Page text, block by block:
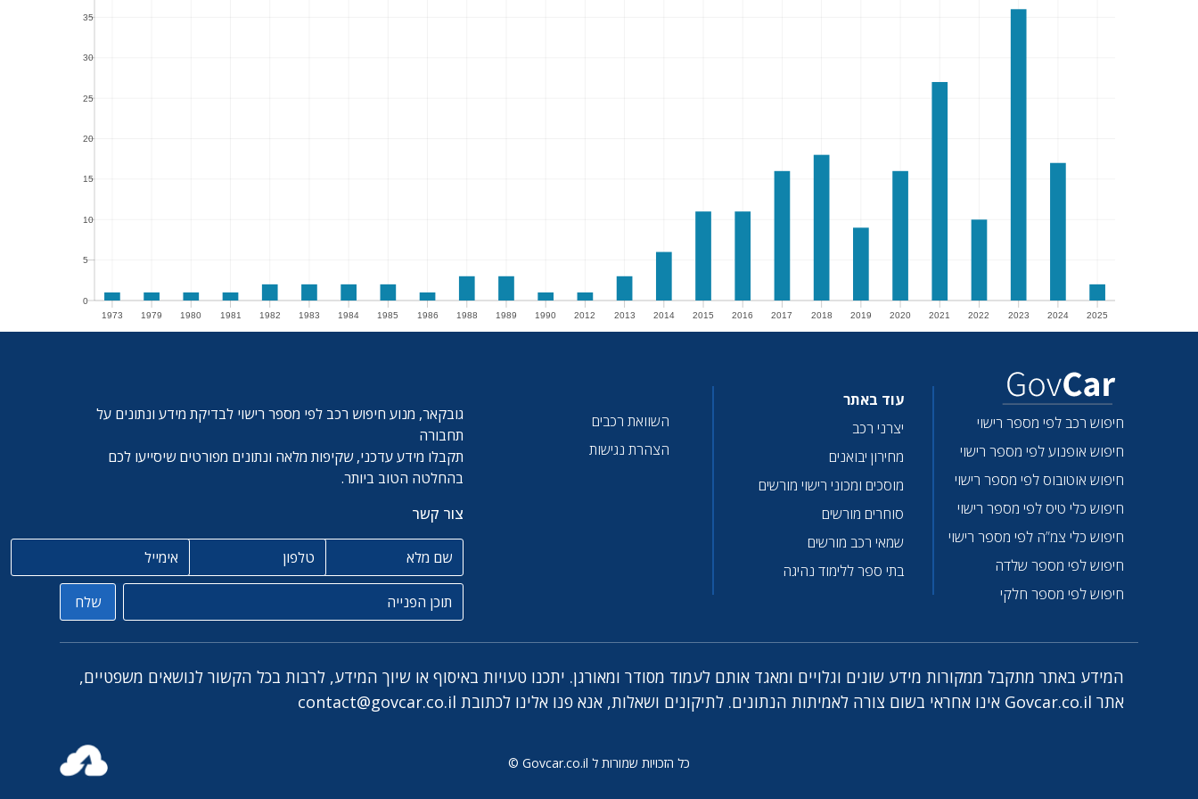
1973 1979 1980 1981 1982 1983 1984 1985 1986 1988 1989 1990 2012 2013 2014 2015 2016 2017 2018 2019 2020 2021 2022 2023 2024 2025
0
5
10
15
20
25
30
35
חיפוש רכב לפי מספר רישוי
חיפוש אופנוע לפי מספר רישוי
חיפוש אוטובוס לפי מספר רישוי
חיפוש כלי טיס לפי מספר רישוי
חיפוש כלי צמ”ה לפי מספר רישוי
חיפוש לפי מספר שלדה
חיפוש לפי מספר חלקי
עוד באתר
יצרני רכב
מחירון יבואנים
מוסכים ומכוני רישוי מורשים
סוחרים מורשים
שמאי רכב מורשים
בתי ספר ללימוד נהיגה
השוואת רכבים
הצהרת נגישות
גובקאר, מנוע חיפוש רכב לפי מספר רישוי לבדיקת מידע ונתונים על
תחבורה
תקבלו מידע עדכני, שקיפות מלאה ונתונים מפורטים שיסייעו לכם
בהחלטה הטוב ביותר.
צור קשר
טלפון
שלח
המידע באתר מתקבל ממקורות מידע שונים וגלויים ומאגד אותם לעמוד מסודר ומאורגן. יתכנו טעויות באיסוף או שיוך המידע, לרבות בכל הקשור לנושאים משפטיים,
אתר Govcar.co.il אינו אחראי בשום צורה לאמיתות הנתונים. לתיקונים ושאלות, אנא פנו אלינו לכתובת
contact@govcar.co.il
כל הזכויות שמורות ל Govcar.co.il ©